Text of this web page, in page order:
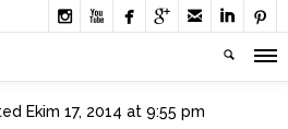
      
Ekim 17, 2014 at 9:55 pm